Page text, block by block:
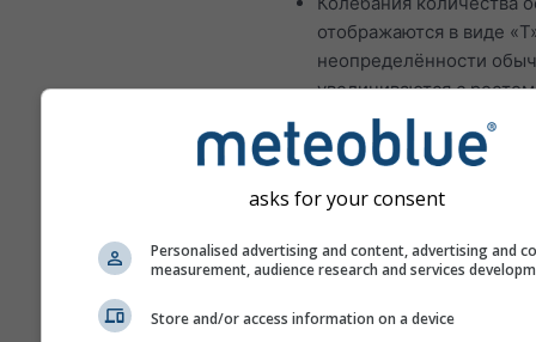
отображаются в виде
неопределённости
увеличиваются с ростом
количества
дней вперёд.
«ансамблевых»
Рассчитывается
запусков модели с
чтобы точнее оценить
asks for your consent
Personalised advertising and content, advertising and
measurement, audience research and services
Store and/or access information on a device